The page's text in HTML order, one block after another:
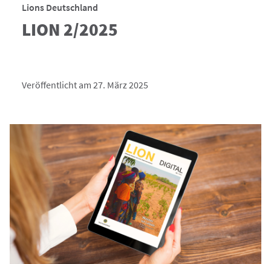
Lions Deutschland
LION 2/2025
Veröffentlicht am 27. März 2025